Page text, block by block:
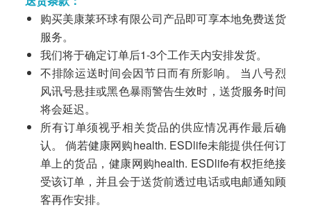
购买美康莱环球有限公司产品即可享本地免费送货
服务。
我们将于确定订单后1-3个工作天内安排发货。
不排除运送时间会因节日而有所影响。 当八号烈
风讯号悬挂或黑色暴雨警告生效时，送货服务时间
将会延迟。
所有订单须视乎相关货品的供应情况再作最后确
认。 倘若健康网购health. ESDlife未能提供任何订
单上的货品，健康网购health. ESDlife有权拒绝接
受该订单，并且会于送货前透过电话或电邮通知顾
客再作安排。